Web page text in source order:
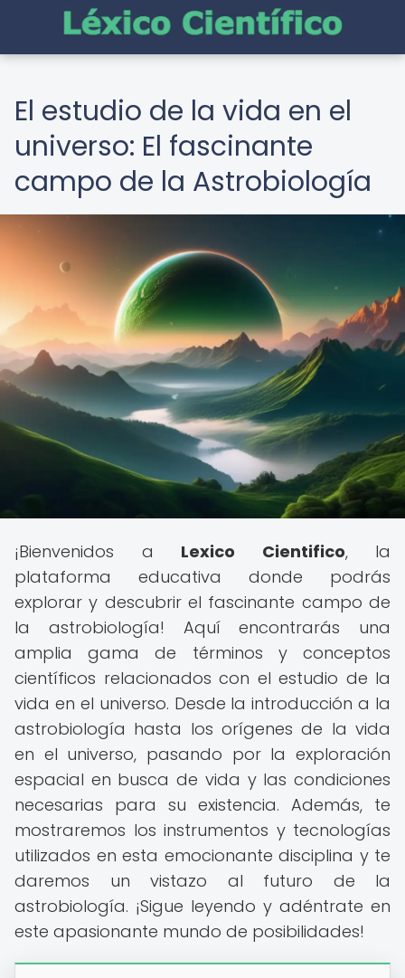
El estudio de la vida en el
universo: El fascinante
campo de la Astrobiología
¡Bienvenidos a Lexico Cientifico, la
plataforma educativa donde podrás
explorar y descubrir el fascinante campo de
la astrobiología! Aquí encontrarás una
amplia gama de términos y conceptos
científicos relacionados con el estudio de la
vida en el universo. Desde la introducción a la
astrobiología hasta los orígenes de la vida
en el universo, pasando por la exploración
espacial en busca de vida y las condiciones
necesarias para su existencia. Además, te
mostraremos los instrumentos y tecnologías
utilizados en esta emocionante disciplina y te
daremos un vistazo al futuro de la
astrobiología. ¡Sigue leyendo y adéntrate en
este apasionante mundo de posibilidades!